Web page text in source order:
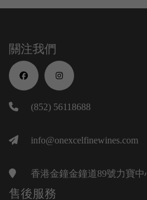
關注我們
(852) 56118688
info@onexcelfinewines.com
香港金鐘金鐘道89號力寶中
售後服務